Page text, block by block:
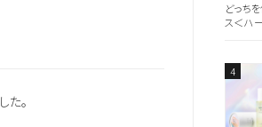
た。
どっち
ス＜ハ